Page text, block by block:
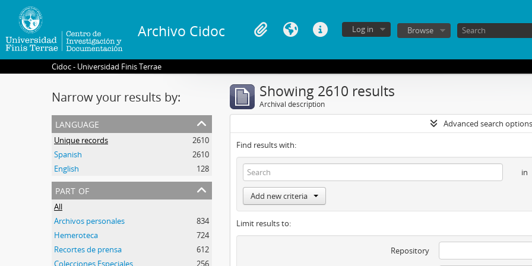
Archivo Cidoc Log in Browse
Cidoc - Universidad Finis Terrae
Narrow your results by:
language
Unique records
2610
Spanish
2610
English
128
part of
All
Archivos personales
834
Hemeroteca
724
Recortes de prensa
612
Colecciones Especiales
256
Showing 2610 results
Archival description
Advanced search options
Find results with:
in
Add new criteria
Limit results to:
Repository